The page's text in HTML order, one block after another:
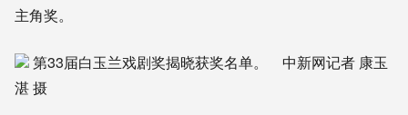
主角奖。
第33届白玉兰戏剧奖揭晓获奖名单。 中新网记者 康玉
湛 摄